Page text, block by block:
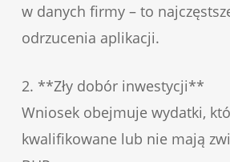
w danych firmy – to
odrzucenia aplikacji.
2. **Zły dobór inwestycji**
Wniosek obejmuje wydatki,
kwalifikowane lub nie mają